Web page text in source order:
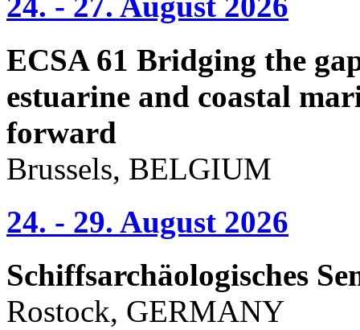
ECSA 61 Bridging the
estuarine and coastal
forward
Brussels, BELGIUM
24. - 29. August 2026
Schiffsarchäologisches
Rostock, GERMANY